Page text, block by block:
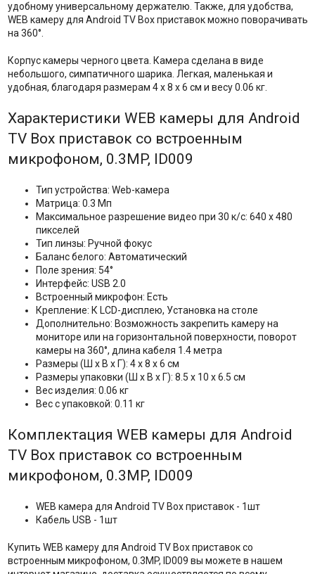
удобному универсальному держателю. Также, для удобства,
WEB камеру для Android TV Box приставок можно поворачивать
на 360°.
Корпус камеры черного цвета. Камера сделана в виде
небольшого, симпатичного шарика. Легкая, маленькая и
удобная, благодаря размерам 4 x 8 x 6 см и весу 0.06 кг.
Характеристики WEB камеры для Android
TV Box приставок со встроенным
микрофоном, 0.3MP, ID009
Тип устройства: Web-камера
Матрица: 0.3 Мп
Максимальное разрешение видео при 30 к/с: 640 x 480
пикселей
Тип линзы: Ручной фокус
Баланс белого: Автоматический
Поле зрения: 54°
Интерфейс: USB 2.0
Встроенный микрофон: Есть
Крепление: К LCD-дисплею, Установка на столе
Дополнительно: Возможность закрепить камеру на
мониторе или на горизонтальной поверхности, поворот
камеры на 360°, длина кабеля 1.4 метра
Размеры (Ш х В х Г): 4 x 8 x 6 см
Размеры упаковки (Ш х В х Г): 8.5 х 10 х 6.5 см
Вес изделия: 0.06 кг
Вес с упаковкой: 0.11 кг
Комплектация WEB камеры для Android
TV Box приставок со встроенным
микрофоном, 0.3MP, ID009
WEB камера для Android TV Box приставок - 1шт
Кабель USB - 1шт
Купить WEB камеру для Android TV Box приставок со
встроенным микрофоном, 0.3MP, ID009 вы можете в нашем